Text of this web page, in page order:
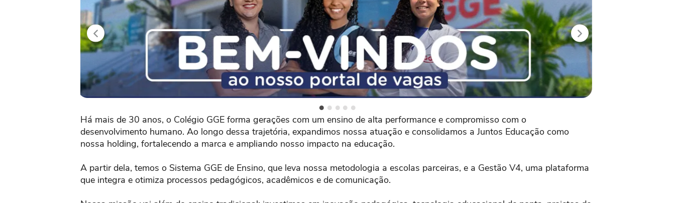
Há mais de 30 anos, o Colégio GGE forma gerações com um ensino de alta performance e compromisso com o
desenvolvimento humano. Ao longo dessa trajetória, expandimos nossa atuação e consolidamos a Juntos Educação como
nossa holding, fortalecendo a marca e ampliando nosso impacto na educação.
A partir dela, temos o Sistema GGE de Ensino, que leva nossa metodologia a escolas parceiras, e a Gestão V4, uma plataforma
que integra e otimiza processos pedagógicos, acadêmicos e de comunicação.